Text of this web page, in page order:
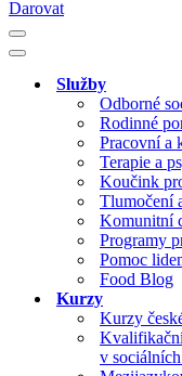
Darovat
Navigační
menu
Navigační
Služby
Odborné
Rodinné
Pracovní a
Terapie a
Koučink
Tlumočení
Komunitní
Programy
Pomoc
Food Blog
Kurzy
Kurzy
v